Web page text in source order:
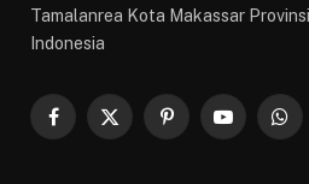
Tamalanrea Kota Makassar
Indonesia
Facebook
X
PinterestYouTube